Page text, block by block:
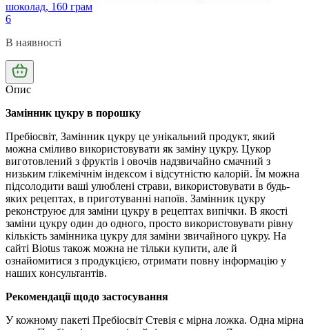
шоколад, 160 грам
6
В наявності
Опис
Замінник цукру в порошку
Пребіосвіт, Замінник цукру це унікальний продукт, який
можна сміливо використовувати як заміну цукру. Цукор
виготовлений з фруктів і овочів надзвичайно смачний з
низьким глікемічнім індексом і відсутністю калорій. Їм можна
підсолодити ваші улюблені страви, використовувати в будь-
яких рецептах, в приготуванні напоїв. Замінник цукру
реконструює для заміни цукру в рецептах випічки. В якості
заміни цукру один до одного, просто використовувати рівну
кількість замінника цукру для заміни звичайного цукру. На
сайті Biotus також можна не тільки купити, але й
ознайомитися з продукцією, отримати повну інформацію у
наших консультантів.
Рекомендації щодо застосування
У кожному пакеті Пребіосвіт Стевія є мірна ложка. Одна мірна